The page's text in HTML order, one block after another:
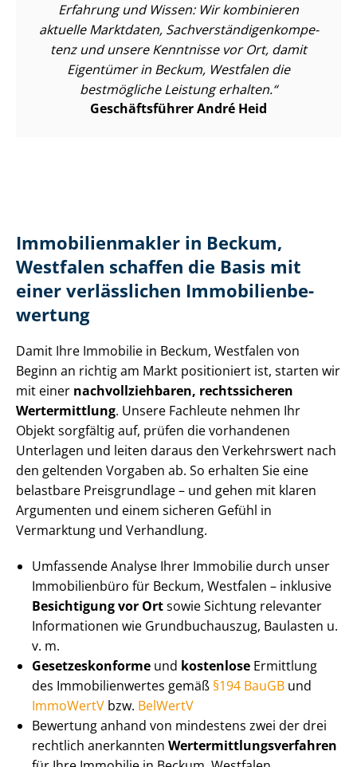
Erfahrung und Wissen: Wir kombinieren
aktuelle Marktdaten, Sach­ver­stän­di­gen­kom­pe­
tenz und unsere Kenntnisse vor Ort, damit
Eigentümer in Beckum, Westfalen die
bestmögliche Leistung erhalten.
Geschäftsführer André Heid
Im­mo­bi­li­en­mak­ler in Beckum,
Westfalen schaffen die Basis mit
einer verlässlichen Im­mo­bi­li­en­be­
wer­tung
Damit Ihre Immobilie in Beckum, Westfalen von
Beginn an richtig am Markt positioniert ist, starten wir
mit einer nach­voll­zieh­ba­ren, rechtssicheren
Wertermittlung. Unsere Fachleute nehmen Ihr
Objekt sorgfältig auf, prüfen die vorhandenen
Unterlagen und leiten daraus den Verkehrswert nach
den geltenden Vorgaben ab. So erhalten Sie eine
belastbare Preisgrundlage – und gehen mit klaren
Argumenten und einem sicheren Gefühl in
Vermarktung und Verhandlung.
Umfassende Analyse Ihrer Immobilie durch unser
Immobilienbüro für Beckum, Westfalen – inklusive
Besichtigung vor Ortsowie Sichtung relevanter
Informationen wie Grundbuchauszug, Baulasten u.
v. m.
Ge­set­zes­kon­for­me und kostenlose Ermittlung
des Im­mo­bi­li­en­wer­tes gemäß §194 BauGB und
ImmoWertV bzw. BelWertV
Bewertung anhand von mindestens zwei der drei
rechtlich anerkannten Wert­ermitt­lungs­ver­fah­ren